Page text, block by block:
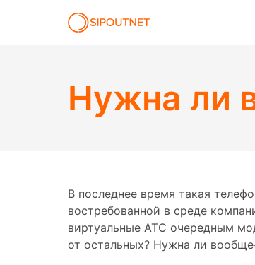
Нужна ли
В последнее время такая
востребованной в среде
виртуальные АТС очередным
от остальных? Нужна ли